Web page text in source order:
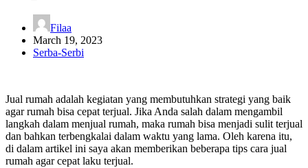
Filaa
March 19, 2023
Serba-Serbi
Jual rumah adalah kegiatan yang membutuhkan strategi yang baik
agar rumah bisa cepat terjual. Jika Anda salah dalam mengambil
langkah dalam menjual rumah, maka rumah bisa menjadi sulit terjual
dan bahkan terbengkalai dalam waktu yang lama. Oleh karena itu,
di dalam artikel ini saya akan memberikan beberapa tips cara jual
rumah agar cepat laku terjual.